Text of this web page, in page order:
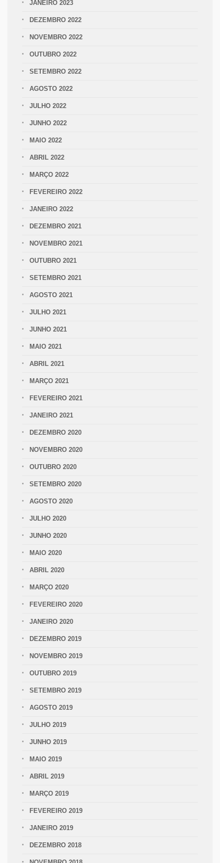
JANEIRO 2023
DEZEMBRO 2022
NOVEMBRO 2022
OUTUBRO 2022
SETEMBRO 2022
AGOSTO 2022
JULHO 2022
JUNHO 2022
MAIO 2022
ABRIL 2022
MARÇO 2022
FEVEREIRO 2022
JANEIRO 2022
DEZEMBRO 2021
NOVEMBRO 2021
OUTUBRO 2021
SETEMBRO 2021
AGOSTO 2021
JULHO 2021
JUNHO 2021
MAIO 2021
ABRIL 2021
MARÇO 2021
FEVEREIRO 2021
JANEIRO 2021
DEZEMBRO 2020
NOVEMBRO 2020
OUTUBRO 2020
SETEMBRO 2020
AGOSTO 2020
JULHO 2020
JUNHO 2020
MAIO 2020
ABRIL 2020
MARÇO 2020
FEVEREIRO 2020
JANEIRO 2020
DEZEMBRO 2019
NOVEMBRO 2019
OUTUBRO 2019
SETEMBRO 2019
AGOSTO 2019
JULHO 2019
JUNHO 2019
MAIO 2019
ABRIL 2019
MARÇO 2019
FEVEREIRO 2019
JANEIRO 2019
DEZEMBRO 2018